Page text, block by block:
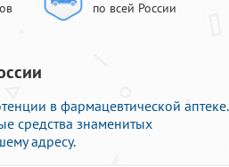
по всей России
в фармацевтической аптеке.
средства знаменитых
адресу.